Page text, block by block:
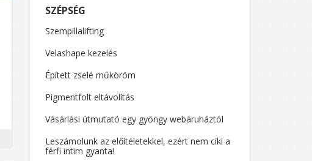
SZÉPSÉG
Szempillalifting
Velashape kezelés
Épített zselé műköröm
Pigmentfolt eltávolítás
Vásárlási útmutató egy gyöngy webáruháztól
Leszámolunk az előítéletekkel, ezért nem ciki a
férfi intim gyanta!